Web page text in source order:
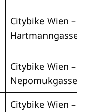
Citybike Wien –
Hartmanngasse
Citybike Wien –
Nepomukgasse
Citybike Wien –